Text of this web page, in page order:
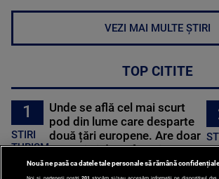
VEZI MAI MULTE ȘTIRI
TOP CITITE
1
STIRI
TURISM
Unde se află cel mai scurt
pod din lume care desparte
două țări europene. Are doar
3 metri și două fusuri orare
Nouă ne pasă ca datele tale personale să rămână
Noi și partenerii noștri 201 stocăm și/sau accesăm informații pe dispozitivul